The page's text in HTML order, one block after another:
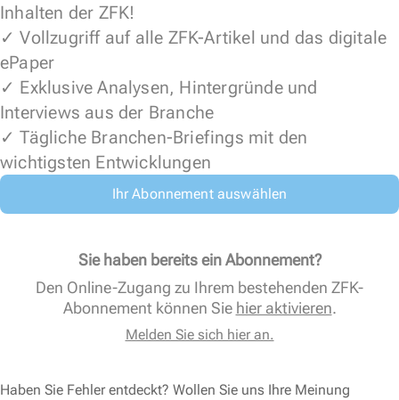
Inhalten der ZFK!
✓ Vollzugriff auf alle ZFK-Artikel und das digitale
ePaper
✓ Exklusive Analysen, Hintergründe und
Interviews aus der Branche
✓ Tägliche Branchen-Briefings mit den
wichtigsten Entwicklungen
Ihr Abonnement auswählen
Sie haben bereits ein Abonnement?
Den Online-Zugang zu Ihrem bestehenden ZFK-
Abonnement können Sie hier aktivieren.
Melden Sie sich hier an.
Haben Sie Fehler entdeckt? Wollen Sie uns Ihre Meinung